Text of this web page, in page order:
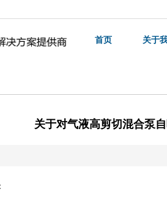
首页 关于
关于对气液高剪切混合泵